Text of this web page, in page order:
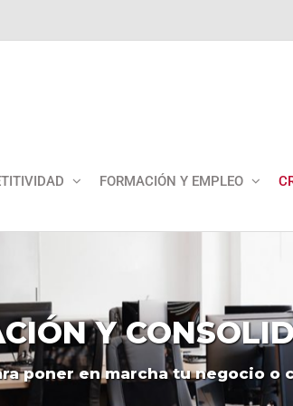
FORMACIÓN Y EMPLEO
Y
poner en marcha tu negocio o